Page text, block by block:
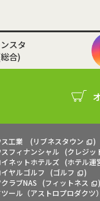
スタ
合)
工業 (リブネスタウン )
フィナンシャル (クレジッ
ネットホテルズ (ホテル運
ヤルゴルフ (ゴルフ )
ラブNAS (フィットネス )
ール（アストロプロダクツ）